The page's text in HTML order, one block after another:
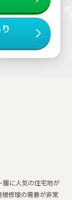
層に人気の住宅地が
修理の需要が非常